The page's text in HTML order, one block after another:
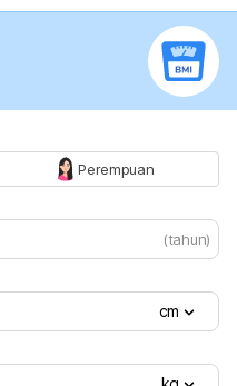
Perempuan
(tahun)
cm